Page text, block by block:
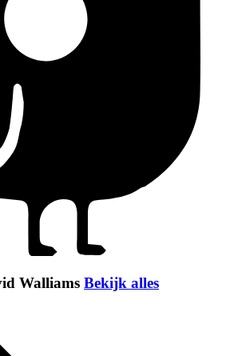
Walliams Bekijk alles